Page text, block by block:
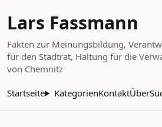
Lars Fassmann
Fakten zur Meinungsbildung,
für den Stadtrat, Haltung für die
von Chemnitz
Startseite KategorienKontaktÜber